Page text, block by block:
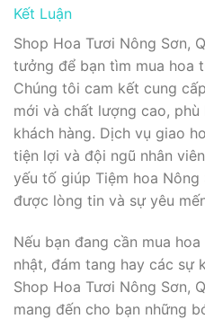
Kết Luận
Shop Hoa Tươi Nông Sơn,
tưởng để bạn tìm mua hoa
Chúng tôi cam kết cung
mới và chất lượng cao,
khách hàng. Dịch vụ giao
tiện lợi và đội ngũ nhân
yếu tố giúp Tiệm hoa Nông
được lòng tin và sự yêu
Nếu bạn đang cần mua
nhật, đám tang hay các sự
Shop Hoa Tươi Nông Sơn,
mang đến cho bạn những